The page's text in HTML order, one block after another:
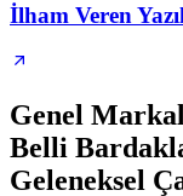
İlham Veren
Genel
Belli
Geleneksel